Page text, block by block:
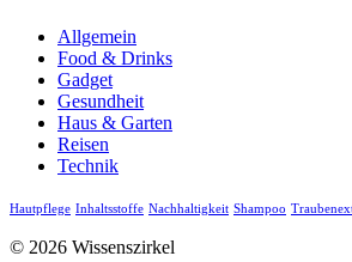
Allgemein
Food & Drinks
Gadget
Gesundheit
Haus & Garten
Reisen
Technik
Hautpflege Inhaltsstoffe Nachhaltigkeit Shampoo
© 2026 Wissenszirkel